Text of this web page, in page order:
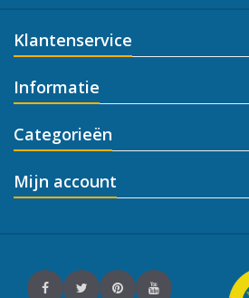
Klantenservice
Informatie
Categorieën
Mijn account